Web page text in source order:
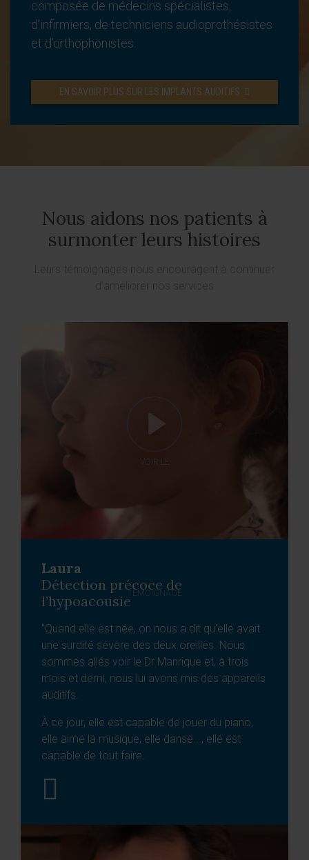
composée de médecins spécialistes,
d’infirmiers, de techniciens audioprothésistes
et d’orthophonistes.
EN SAVOIR PLUS SUR LES IMPLANTS AUDITIFS
Nous aidons nos patients à
surmonter leurs histoires
Laura
Détection précoce de
l’hypoacousie
"Quand elle est née, on nous a dit qu’elle avait
une surdité sévère des deux oreilles. Nous
sommes allés voir le Dr Manrique et, à trois
mois et demi, nous lui avons mis des appareils
auditifs.
À ce jour, elle est capable de jouer du piano,
elle aime la musique, elle danse..., elle est
capable de tout faire.
VOIR LE
TÉMOIGNAGE